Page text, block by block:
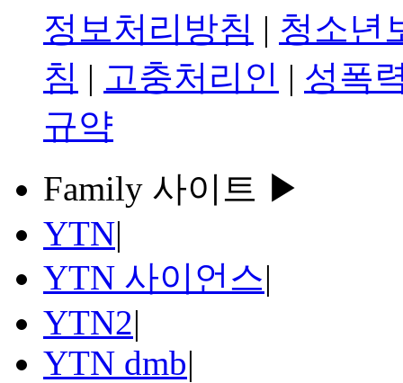
정보처리방침 | 청소년
침 | 고충처리인 | 성폭
규약
Family 사이트 ▶
YTN|
YTN 사이언스|
YTN2|
YTN dmb|